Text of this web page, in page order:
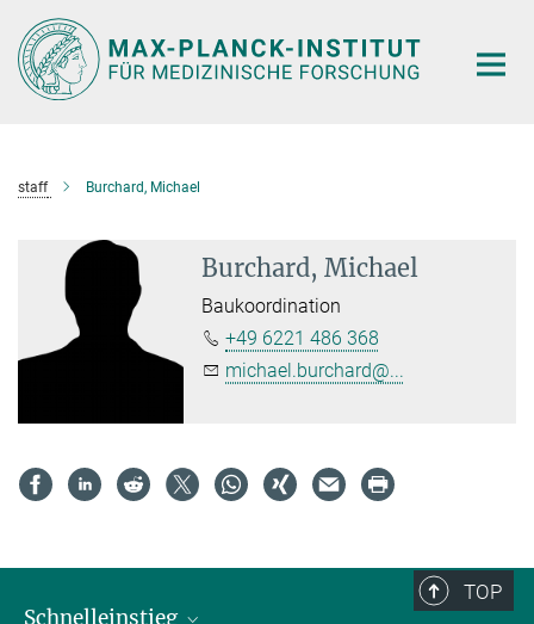
Hauptinhalt
staff Burchard, Michael
Burchard, Michael
Baukoordination
+49 6221 486 368
michael.burchard@...
TOP
Schnelleinstieg